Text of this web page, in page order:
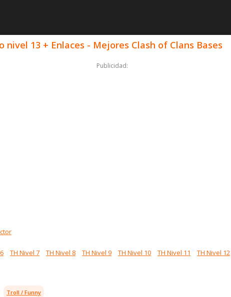
13 + Enlaces - Mejores Clash of Clans Bases
Publicidad:
TH Nivel 7 TH Nivel 8 TH Nivel 9 TH Nivel 10 TH Nivel 11 TH Nivel 12
Troll / Funny